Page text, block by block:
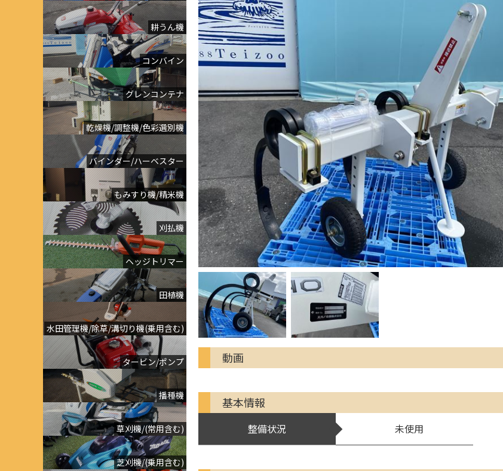
耕うん機
コンバイン
グレンコンテナ
乾燥機/調整機/色彩選別機
バインダー/ハーベスター
もみすり機/精米機
刈払機
ヘッジトリマー
田植機
水田管理機/除草/溝切り機(乗用含む)
タービン/ポンプ
播種機
草刈機/(常用含む)
芝刈機/(乗用含む)
動画
基本情報
整備状況 未使用